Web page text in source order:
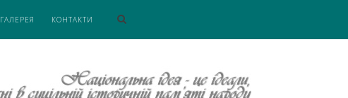
ГАЛЕРЕЯ КОНТАКТИ